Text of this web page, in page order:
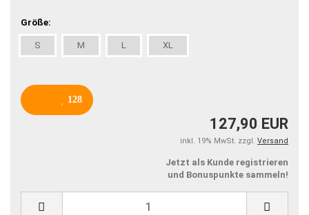
Größe:
S M L XL
128
127,90 EUR
inkl. 19% MwSt. zzgl. Versand
Jetzt als Kunde registrieren
und Bonuspunkte sammeln!